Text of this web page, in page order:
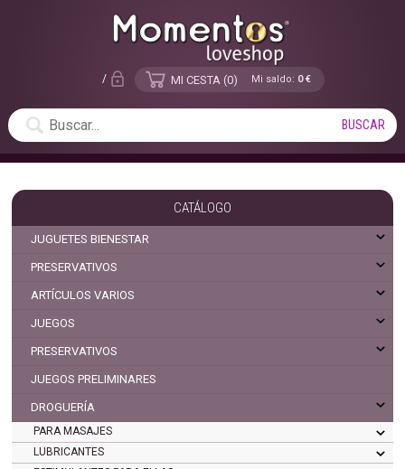
/ MI CESTA 0 Mi saldo: 0 €
CATÁLOGO
JUGUETES BIENESTAR
PRESERVATIVOS
ARTÍCULOS VARIOS
JUEGOS
PRESERVATIVOS
JUEGOS PRELIMINARES
DROGUERÍA
PARA MASAJES
LUBRICANTES